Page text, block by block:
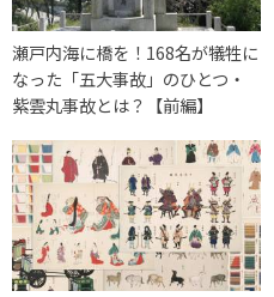
瀬戸内海に橋を！168名が犠牲に
なった「五大事故」のひとつ・
紫雲丸事故とは？【前編】